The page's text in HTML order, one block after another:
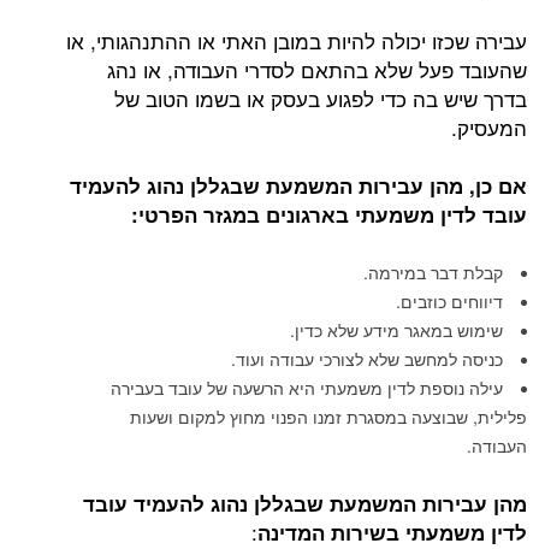
עבירה שכזו יכולה להיות במובן האתי או ההתנהגותי, או
שהעובד פעל שלא בהתאם לסדרי העבודה, או נהג
בדרך שיש בה כדי לפגוע בעסק או בשמו הטוב של
המעסיק.
אם כן, מהן עבירות המשמעת שבגללן נהוג להעמיד
עובד לדין משמעתי בארגונים במגזר הפרטי:
קבלת דבר במירמה.
דיווחים כוזבים.
שימוש במאגר מידע שלא כדין.
כניסה למחשב שלא לצורכי עבודה ועוד.
עילה נוספת לדין משמעתי היא הרשעה של עובד בעבירה
פלילית, שבוצעה במסגרת זמנו הפנוי מחוץ למקום ושעות
העבודה.
מהן עבירות המשמעת שבגללן נהוג להעמיד עובד
לדין משמעתי בשירות המדינה: